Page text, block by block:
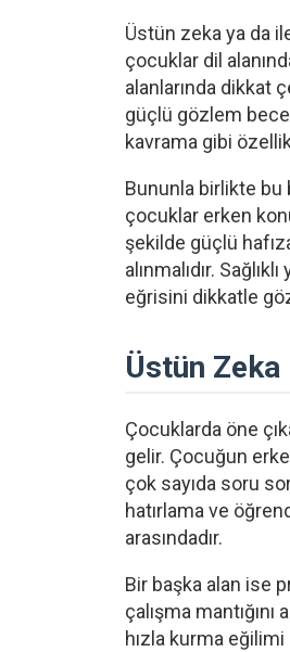
Üstün zeka ya da
çocuklar dil
alanlarında dikkat
güçlü gözlem
kavrama gibi
Bununla birlikte bu
çocuklar erken
şekilde güçlü
alınmalıdır.
eğrisini dikkatle
Üstün
Çocuklarda öne
gelir. Çocuğun
çok sayıda soru
hatırlama ve
arasındadır.
Bir başka alan ise
çalışma
hızla kurma eğilimi